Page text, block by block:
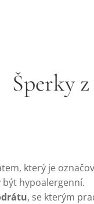
Šperky
který je
být hypoalergenní.
, se kterým